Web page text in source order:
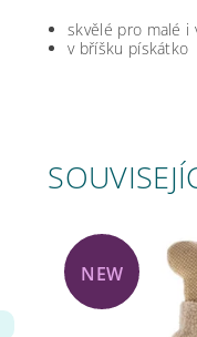
skvělé pro malé i
v bříšku pískátko
NEW